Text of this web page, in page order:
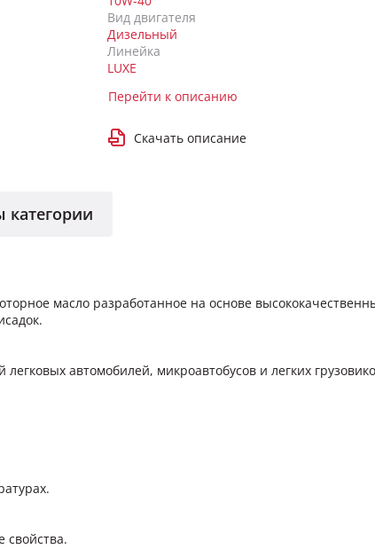
Вид двигателя
Дизельный
Линейка
LUXE
Перейти к описанию
Скачать описание
категории
масло разработанное на основе
автомобилей, микроавтобусов и легких
свойства.